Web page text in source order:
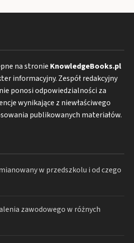
na stronie KnowledgeBooks.pl
informacyjny. Zespół redakcyjny
nie ponosi odpowiedzialności za
wynikające z niewłaściwego
publikowanych materiałów.
w przedszkolu i od czego
zawodowego w różnych